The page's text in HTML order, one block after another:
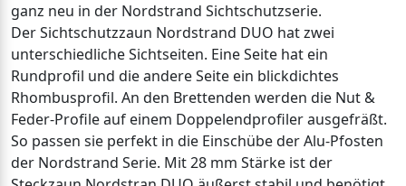
ganz neu in der Nordstrand Sichtschutzserie.
Der Sichtschutzzaun Nordstrand DUO hat zwei
unterschiedliche Sichtseiten. Eine Seite hat ein
Rundprofil und die andere Seite ein blickdichtes
Rhombusprofil. An den Brettenden werden die Nut &
Feder-Profile auf einem Doppelendprofiler ausgefräßt.
So passen sie perfekt in die Einschübe der Alu-Pfosten
der Nordstrand Serie. Mit 28 mm Stärke ist der